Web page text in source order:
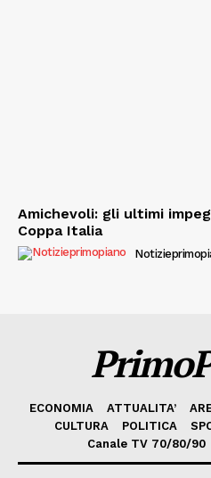
Amichevoli: gli ultimi
Coppa Italia
ECONOMIA ATTUALITA’
CULTURA
POLITICA
Canale TV 70/80/90